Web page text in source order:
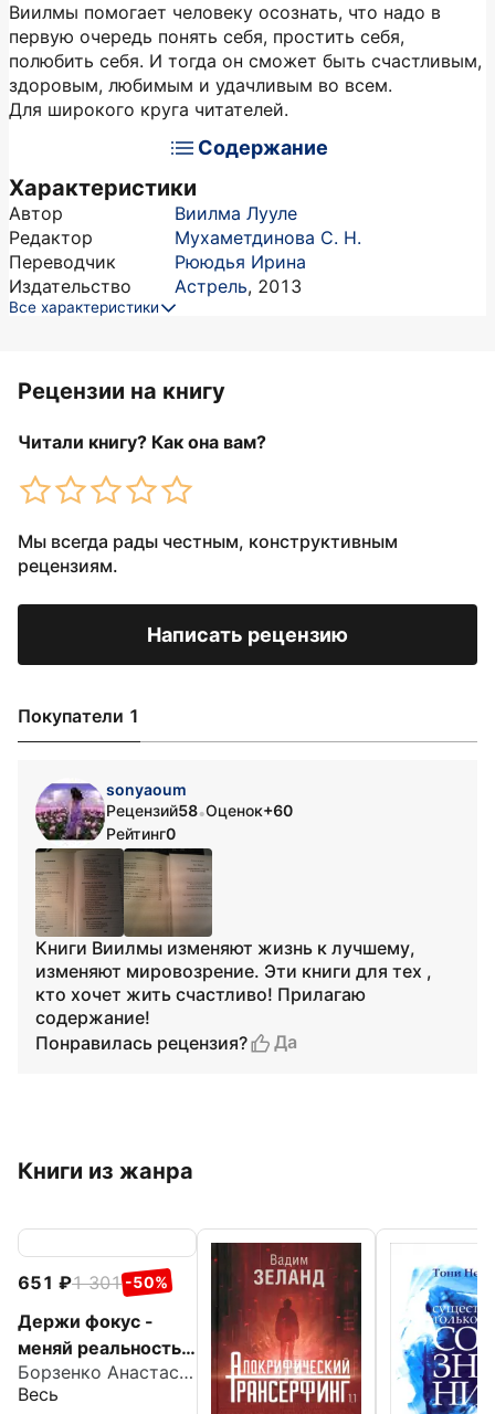
Виилмы помогает человеку осознать, что надо в
первую очередь понять себя, простить себя,
полюбить себя. И тогда он сможет быть счастливым,
здоровым, любимым и удачливым во всем.
Для широкого круга читателей.
Содержание
Характеристики
Автор
Виилма Лууле
Редактор
Мухаметдинова С. Н.
Переводчик
Рююдья Ирина
Издательство
Астрель, 2013
Все характеристики
Рецензии на книгу
Читали книгу? Как она вам?
Мы всегда рады честным, конструктивным
рецензиям.
Написать рецензию
Покупатели 1
sonyaoum
Рецензий58•Оценок+60
Рейтинг0
Книги Виилмы изменяют жизнь к лучшему,
изменяют мировозрение. Эти книги для тех ,
кто хочет жить счастливо! Прилагаю
содержание!
Понравилась рецензия?
Да
Книги из жанра
651 1 301 -50%
Держи фокус -
меняй реальность!
Практики
трансформации
Борзенко Анастасия
Весь